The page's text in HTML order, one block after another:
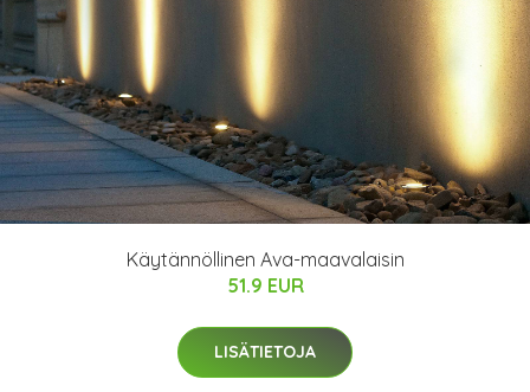
Käytännöllinen Ava-maavalaisin
51.9 EUR
LISÄTIETOJA